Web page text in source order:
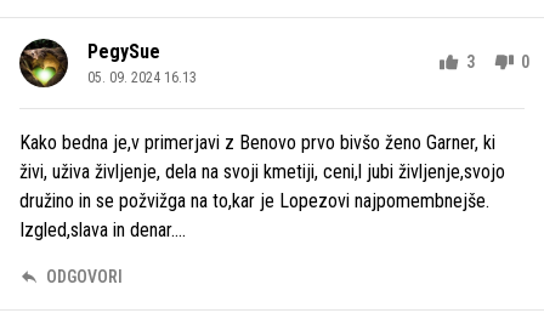
PegySue
05. 09. 2024 16.13
3 0
Kako bedna je,v primerjavi z Benovo prvo bivšo ženo Garner, ki
živi, uživa življenje, dela na svoji kmetiji, ceni,l jubi življenje,svojo
družino in se požvižga na to,kar je Lopezovi najpomembnejše.
Izgled,slava in denar....
ODGOVORI